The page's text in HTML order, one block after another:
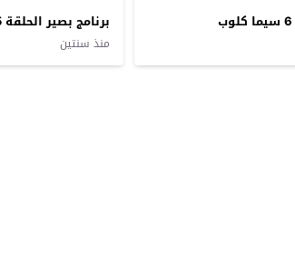
برنامج بصير الحلقة 5 سيما كلوب
منذ سنتين